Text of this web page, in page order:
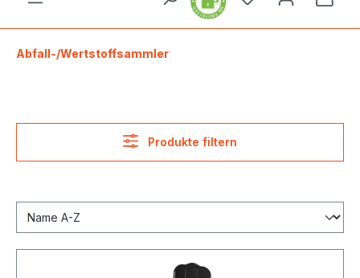
Abfall-/Wertstoffsammler
Produkte filtern